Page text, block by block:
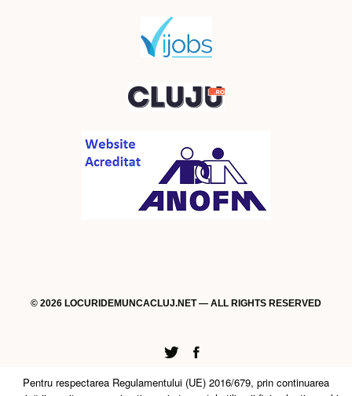
© 2026 LOCURIDEMUNCACLUJ.NET — ALL RIGHTS RESERVED
Twitter
Facebook
Pentru respectarea Regulamentului (UE) 2016/679, prin continuarea